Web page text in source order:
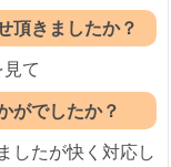
頂きましたか？
て
がでしたか？
したが快く対応し